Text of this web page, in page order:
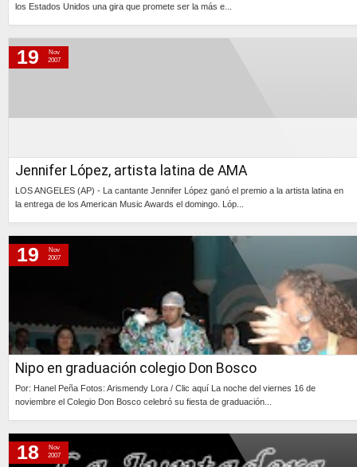
los Estados Unidos una gira que promete ser la más e...
Jennifer López, artista latina de AMA
LOS ANGELES (AP) - La cantante Jennifer López ganó el premio a la artista latina en
la entrega de los American Music Awards el domingo. Lóp...
19
Nov
2007
Nipo en graduación colegio Don Bosco
Por: Hanel Peña Fotos: Arismendy Lora / Clic aquí La noche del viernes 16 de
noviembre el Colegio Don Bosco celebró su fiesta de graduación...
19
Nov
2007
18
Nov
2007